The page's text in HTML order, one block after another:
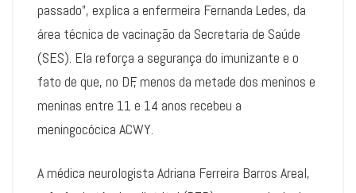
passado”, explica a enfermeira Fernanda Ledes, da
área técnica de vacinação da Secretaria de Saúde
(SES). Ela reforça a segurança do imunizante e o
fato de que, no DF, menos da metade dos meninos e
meninas entre 11 e 14 anos recebeu a
meningocócica ACWY.
A médica neurologista Adriana Ferreira Barros Areal,